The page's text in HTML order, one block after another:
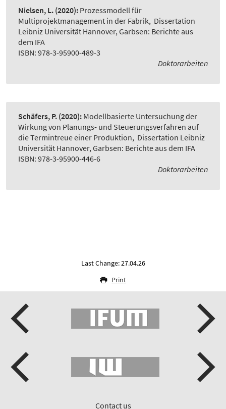
Nielsen, L. (2020): Prozessmodell für
Multiprojektmanagement in der Fabrik, Dissertation
Leibniz Universität Hannover, Garbsen: Berichte aus
dem IFA
ISBN: 978-3-95900-489-3
Doktorarbeiten
Schäfers, P. (2020): Modellbasierte Untersuchung der
Wirkung von Planungs- und Steuerungsverfahren auf
die Termintreue einer Produktion, Dissertation Leibniz
Universität Hannover, Garbsen: Berichte aus dem IFA
ISBN: 978-3-95900-446-6
Doktorarbeiten
Last Change: 27.04.26
Print
Contact us